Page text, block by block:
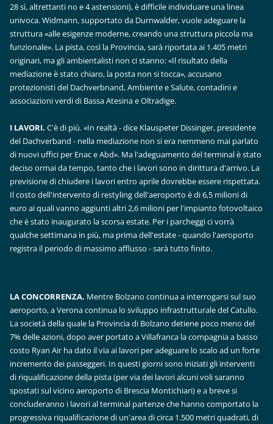
28 sì, altrettanti no e 4 astensioni), è difficile individuare una linea
univoca. Widmann, supportato da Durnwalder, vuole adeguare la
struttura «alle esigenze moderne, creando una struttura piccola ma
funzionale». La pista, così la Provincia, sarà riportata ai 1.405 metri
originari, ma gli ambientalisti non ci stanno: «Il risultato della
mediazione è stato chiaro, la posta non si tocca», accusano
protezionisti del Dachverbnand, Ambiente e Salute, contadini e
associazioni verdi di Bassa Atesina e Oltradige.
I LAVORI. C'è di più. «In realtà - dice Klauspeter Dissinger, presidente
del Dachverband - nella mediazione non si era nemmeno mai parlato
di nuovi uffici per Enac e Abd». Ma l'adeguamento del terminal è stato
deciso ormai da tempo, tanto che i lavori sono in dirittura d'arrivo. La
previsione di chiudere i lavori entro aprile dovrebbe essere rispettata.
Il costo dell'intervento di restyling dell'aeroporto è di 6,5 milioni di
euro ai quali vanno aggiunti altri 2,6 milioni per l'impianto fotovoltaico
che è stato inaugurato la scorsa estate. Per i parcheggi ci vorrà
qualche settimana in più, ma prima dell'estate - quando l'aeroporto
registra il periodo di massimo afflusso - sarà tutto finito.
LA CONCORRENZA. Mentre Bolzano continua a interrogarsi sul suo
aeroporto, a Verona continua lo sviluppo infrastrutturale del Catullo.
La società della quale la Provincia di Bolzano detiene poco meno del
7% delle azioni, dopo aver portato a Villafranca la compagnia a basso
costo Ryan Air ha dato il via ai lavori per adeguare lo scalo ad un forte
incremento dei passeggeri. In questi giorni sono iniziati gli interventi
di riqualificazione della pista (per via dei lavori alcuni voli saranno
spostati sul vicino aeroporto di Brescia Montichiari) e a breve si
concluderanno i lavori al terminal partenze che hanno comportato la
progressiva riqualificazione di un'area di circa 1.500 metri quadrati, di